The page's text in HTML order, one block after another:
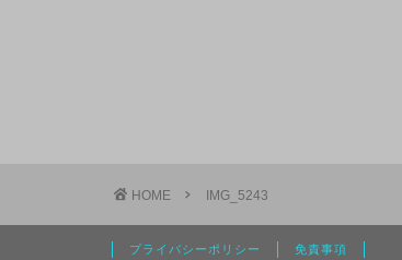
HOME IMG_5243
プライバシーポリシー 免責事項